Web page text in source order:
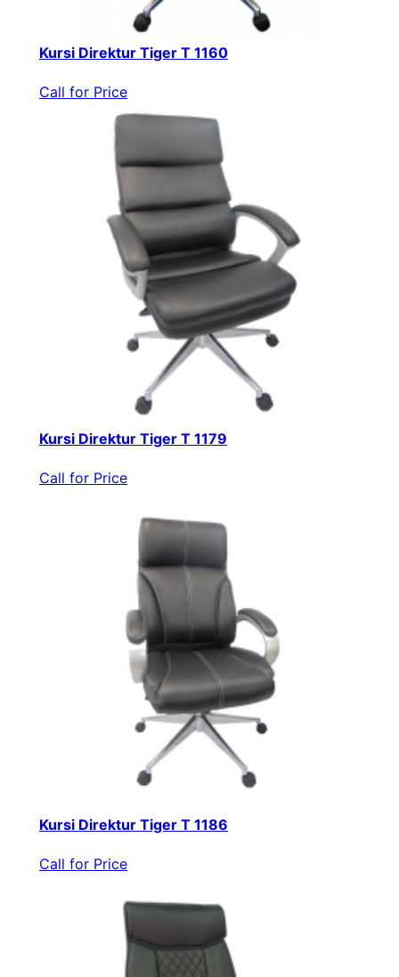
Kursi Direktur Tiger T 1160
Call for Price
Kursi Direktur Tiger T 1179
Call for Price
Kursi Direktur Tiger T 1186
Call for Price